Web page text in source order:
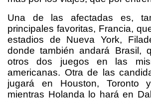
Una de las afectadas es,
principales favoritas, Francia,
estadios de Nueva York,
donde también andará Brasil,
otros dos juegos en las
americanas. Otra de las
jugará en Houston, Toronto
mientras Holanda lo hará en